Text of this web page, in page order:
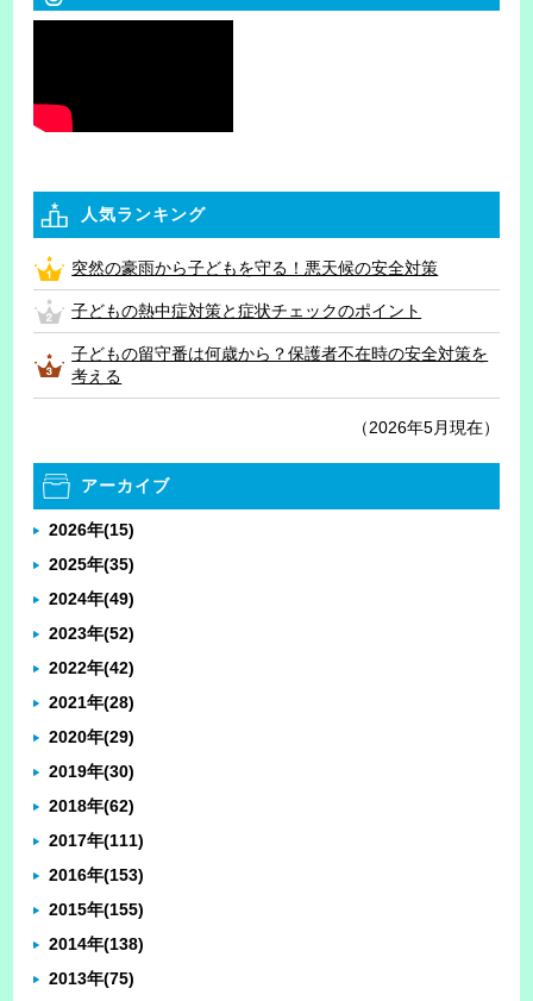
人気ランキング
突然の豪雨から子どもを守る！悪天候の安全対策
子どもの熱中症対策と症状チェックのポイント
子どもの留守番は何歳から？保護者不在時の安全対策を
考える
（2026年5月現在）
アーカイブ
2026年(15)
2025年(35)
2024年(49)
2023年(52)
2022年(42)
2021年(28)
2020年(29)
2019年(30)
2018年(62)
2017年(111)
2016年(153)
2015年(155)
2014年(138)
2013年(75)